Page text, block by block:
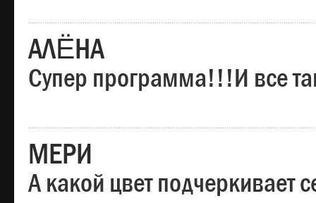
АЛЁНА
Супер программа!!!И все
МЕРИ
А какой цвет подчеркивает